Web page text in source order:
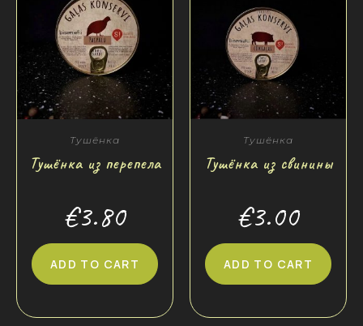
Тушёнка
Тушёнка из перепела
€3.80
ADD TO CART
Тушёнка
Тушёнка из свинины
€3.00
ADD TO CART